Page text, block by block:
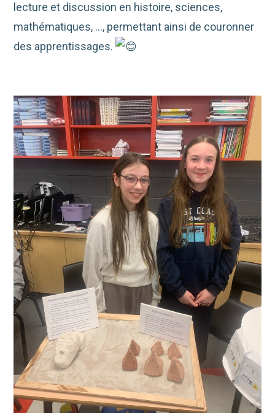
lecture et discussion en histoire, sciences,
mathématiques, …, permettant ainsi de couronner
des apprentissages.